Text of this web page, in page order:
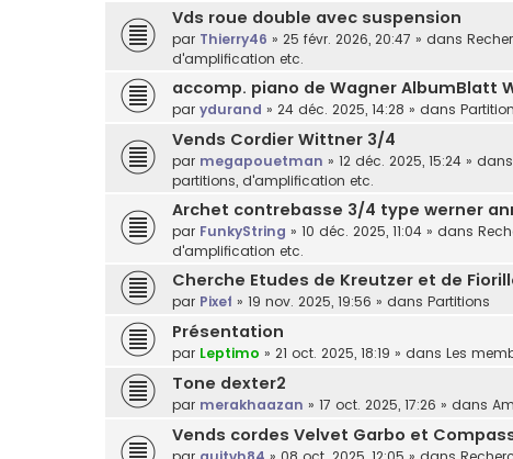
Vds roue double avec suspension
par Thierry46 » 25 févr. 2026, 20:47 » dans
d'amplification etc.
accomp. piano de Wagner AlbumBlatt
par ydurand » 24 déc. 2025, 14:28 » dans
Vends Cordier Wittner 3/4
par megapouetman » 12 déc. 2025, 15:24 » dans
partitions, d'amplification etc.
Archet contrebasse 3/4 type werner
par FunkyString » 10 déc. 2025, 11:04 » dans
d'amplification etc.
Cherche Etudes de Kreutzer et de
par Pixef » 19 nov. 2025, 19:56 » dans Partitions
Présentation
par Leptimo » 21 oct. 2025, 18:19 » dans Les
Tone dexter2
par merakhaazan » 17 oct. 2025, 17:26 » dans
Vends cordes Velvet Garbo et